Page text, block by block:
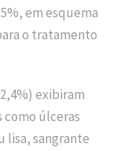
em esquema
o tratamento
exibiram
como úlceras
lisa, sangrante